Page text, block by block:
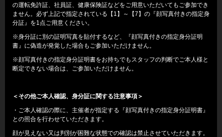
の運転免許証、社員証、健康保険証などをご用意いただいてもご参加でき
ません。必ず上記で指定されている【1】～【7】の『顔写真付きの指定身
分証』を1点ご用意ください。
※身分証に別の証明写真を貼付するなど、『顔写真付きの指定身分証明
書』に偽造が発覚した場合もご参加いただけません。
※顔写真付きの指定身分証明書をお持ちでもスタッフの判断でご本人様と
断定できない場合は、ご参加いただけません。
＜その他ご本人確認、身分証に関する注意事項＞
・ご本人確認の際に、主催者が指定する『顔写真付きの指定身分証明書』
との照合を行わせていただきます。
顔が見えない又は判別が困難な状態での確認は禁止させていただきます。